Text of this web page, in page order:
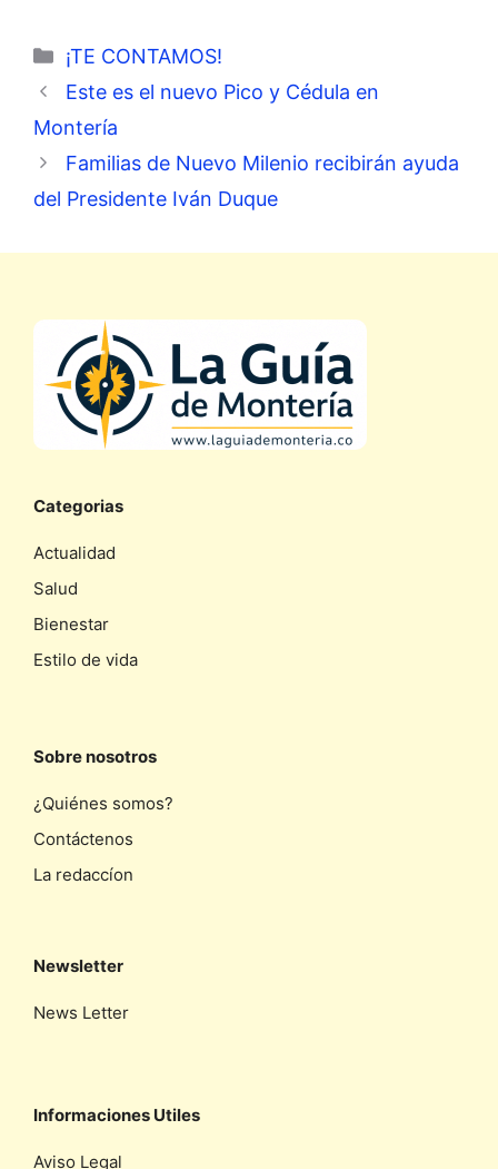
Categorías
¡TE CONTAMOS!
Este es el nuevo Pico y Cédula en
Montería
Familias de Nuevo Milenio recibirán ayuda
del Presidente Iván Duque
Categorias
Actualidad
Salud
Bienestar
Estilo de vida
Sobre nosotros
¿Quiénes somos?
Contáctenos
La redaccíon
Newsletter
News Letter
Informaciones Utiles
Aviso Legal